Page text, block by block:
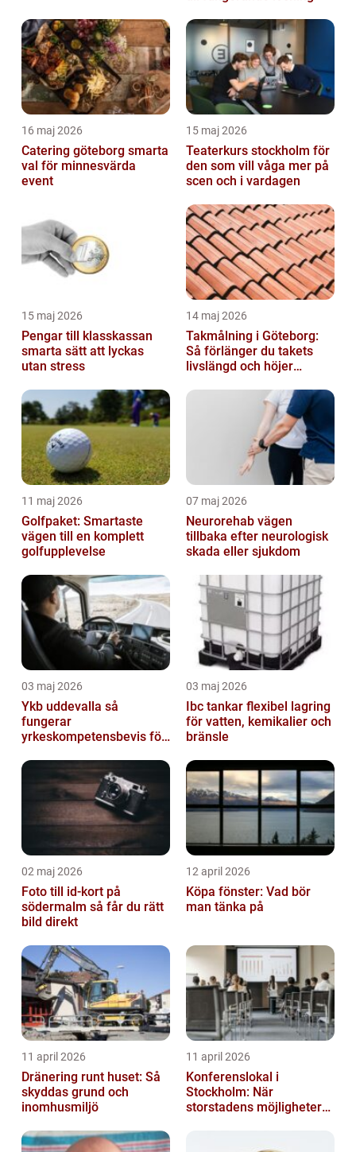
16 maj 2026
Catering göteborg smarta
val för minnesvärda
event
15 maj 2026
Teaterkurs stockholm för
den som vill våga mer på
scen och i vardagen
15 maj 2026
Pengar till klasskassan
smarta sätt att lyckas
utan stress
14 maj 2026
Takmålning i Göteborg:
Så förlänger du takets
livslängd och höjer
11 maj 2026
Golfpaket: Smartaste
vägen till en komplett
golfupplevelse
07 maj 2026
Neurorehab vägen
tillbaka efter neurologisk
skada eller sjukdom
03 maj 2026
Ykb uddevalla så
fungerar
yrkeskompetensbevis för
03 maj 2026
Ibc tankar flexibel lagring
för vatten, kemikalier och
bränsle
02 maj 2026
Foto till id-kort på
södermalm så får du rätt
bild direkt
12 april 2026
Köpa fönster: Vad bör
man tänka på
11 april 2026
Dränering runt huset: Så
skyddas grund och
inomhusmiljö
11 april 2026
Konferenslokal i
Stockholm: När
storstadens möjligheter